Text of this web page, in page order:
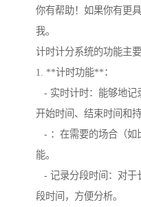
你有帮助！如果你有更
我。
计时计分系统的功能主
1. **计时功能**：
- 实时计时：能够地记
开始时间、结束时间和持
- ：在需要的场合（如
能。
- 记录分段时间：对于
段时间，方便分析。